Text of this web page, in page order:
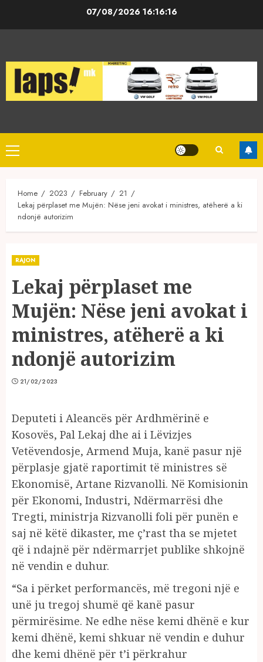
07/08/2026 16:16:16
Primary
Menu
Home 2023 February
21
Lekaj përplaset me Mujën: Nëse jeni avokat i ministres, atëherë a ki
ndonjë autorizim
RAJON
Lekaj përplaset me
Mujën: Nëse jeni avokat i
ministres, atëherë a ki
ndonjë autorizim
21/02/2023
Deputeti i Aleancës për Ardhmërinë e
Kosovës, Pal Lekaj dhe ai i Lëvizjes
Vetëvendosje, Armend Muja, kanë pasur një
përplasje gjatë raportimit të ministres së
Ekonomisë, Artane Rizvanolli. Në Komisionin
për Ekonomi, Industri, Ndërmarrësi dhe
Tregti, ministrja Rizvanolli foli për punën e
saj në këtë dikaster, me ç’rast tha se mjetet
që i ndajnë për ndërmarrjet publike shkojnë
në vendin e duhur.
“Sa i përket performancës, më tregoni një e
unë ju tregoj shumë që kanë pasur
përmirësime. Ne edhe nëse kemi dhënë e kur
kemi dhënë, kemi shkuar në vendin e duhur
dhe kemi dhënë për t’i përkrahur